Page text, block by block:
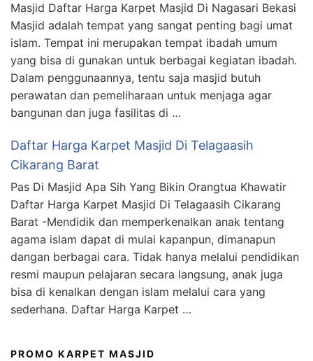
Masjid Daftar Harga Karpet Masjid Di Nagasari Bekasi
Masjid adalah tempat yang sangat penting bagi umat
islam. Tempat ini merupakan tempat ibadah umum
yang bisa di gunakan untuk berbagai kegiatan ibadah.
Dalam penggunaannya, tentu saja masjid butuh
perawatan dan pemeliharaan untuk menjaga agar
bangunan dan juga fasilitas di …
Daftar Harga Karpet Masjid Di Telagaasih
Cikarang Barat
Pas Di Masjid Apa Sih Yang Bikin Orangtua Khawatir
Daftar Harga Karpet Masjid Di Telagaasih Cikarang
Barat -Mendidik dan memperkenalkan anak tentang
agama islam dapat di mulai kapanpun, dimanapun
dangan berbagai cara. Tidak hanya melalui pendidikan
resmi maupun pelajaran secara langsung, anak juga
bisa di kenalkan dengan islam melalui cara yang
sederhana. Daftar Harga Karpet …
PROMO KARPET MASJID